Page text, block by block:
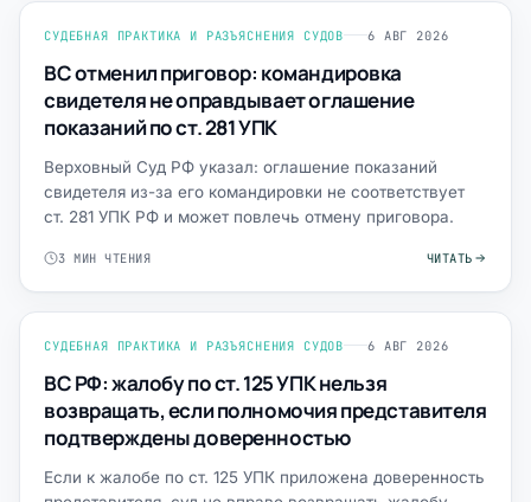
СУДЕБНАЯ ПРАКТИКА И РАЗЪЯСНЕНИЯ СУДОВ 6 АВГ 2026
ВС отменил приговор: командировка
свидетеля не оправдывает оглашение
показаний по ст. 281 УПК
Верховный Суд РФ указал: оглашение показаний
свидетеля из-за его командировки не соответствует
ст. 281 УПК РФ и может повлечь отмену приговора.
3 МИН ЧТЕНИЯ ЧИТАТЬ
СУДЕБНАЯ ПРАКТИКА И РАЗЪЯСНЕНИЯ СУДОВ 6 АВГ 2026
ВС РФ: жалобу по ст. 125 УПК нельзя
возвращать, если полномочия представителя
подтверждены доверенностью
Если к жалобе по ст. 125 УПК приложена доверенность